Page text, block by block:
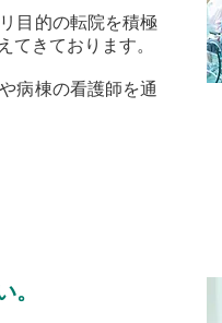
目的の転院を積極
きております。
病棟の看護師を通